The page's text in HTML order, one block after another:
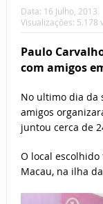
Data: 16 Julho, 2013
Visualizações: 5.178
Paulo
com amigos
No ultimo dia da
amigos
juntou cerca de
O local
Macau, na ilha